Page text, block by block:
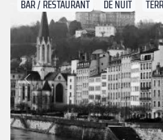
BAR / RESTAURANT DE NUIT
Précédent